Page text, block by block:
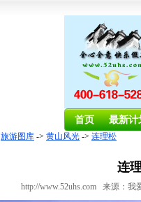
首页 最新计
旅游图库 -> 黄山风光 -> 连理松
连
http://www.52uhs.com 来源：